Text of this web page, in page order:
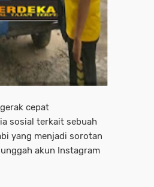
cepat
sosial terkait sebuah
yang menjadi sorotan
akun Instagram